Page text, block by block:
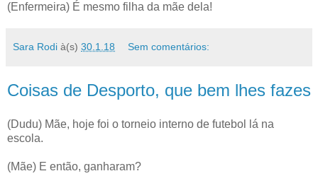
(Enfermeira) É mesmo filha da mãe dela!
Sara Rodi à(s) 30.1.18 Sem comentários:
Coisas de Desporto, que bem lhes fazes
(Dudu) Mãe, hoje foi o torneio interno de futebol lá na
escola.
(Mãe) E então, ganharam?